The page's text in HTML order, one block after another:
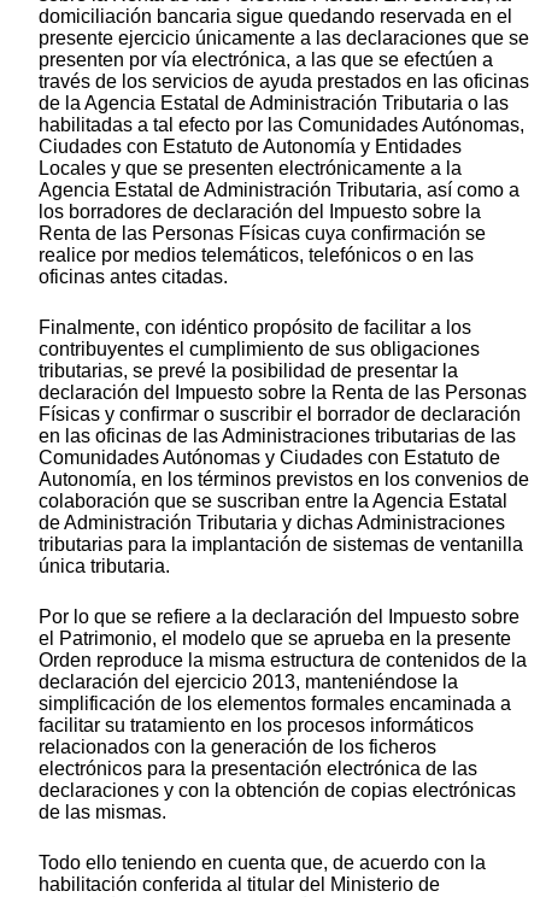
domiciliación bancaria sigue quedando reservada en el
presente ejercicio únicamente a las declaraciones que se
presenten por vía electrónica, a las que se efectúen a
través de los servicios de ayuda prestados en las oficinas
de la Agencia Estatal de Administración Tributaria o las
habilitadas a tal efecto por las Comunidades Autónomas,
Ciudades con Estatuto de Autonomía y Entidades
Locales y que se presenten electrónicamente a la
Agencia Estatal de Administración Tributaria, así como a
los borradores de declaración del Impuesto sobre la
Renta de las Personas Físicas cuya confirmación se
realice por medios telemáticos, telefónicos o en las
oficinas antes citadas.
Finalmente, con idéntico propósito de facilitar a los
contribuyentes el cumplimiento de sus obligaciones
tributarias, se prevé la posibilidad de presentar la
declaración del Impuesto sobre la Renta de las Personas
Físicas y confirmar o suscribir el borrador de declaración
en las oficinas de las Administraciones tributarias de las
Comunidades Autónomas y Ciudades con Estatuto de
Autonomía, en los términos previstos en los convenios de
colaboración que se suscriban entre la Agencia Estatal
de Administración Tributaria y dichas Administraciones
tributarias para la implantación de sistemas de ventanilla
única tributaria.
Por lo que se refiere a la declaración del Impuesto sobre
el Patrimonio, el modelo que se aprueba en la presente
Orden reproduce la misma estructura de contenidos de la
declaración del ejercicio 2013, manteniéndose la
simplificación de los elementos formales encaminada a
facilitar su tratamiento en los procesos informáticos
relacionados con la generación de los ficheros
electrónicos para la presentación electrónica de las
declaraciones y con la obtención de copias electrónicas
de las mismas.
Todo ello teniendo en cuenta que, de acuerdo con la
habilitación conferida al titular del Ministerio de